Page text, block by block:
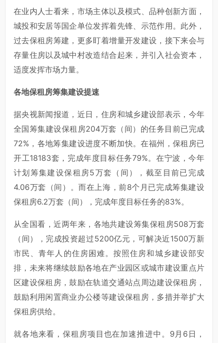
在业内人士看来，市场主体以及模式、品种创新方面，
城投和安居等国企单位发挥着先锋、示范作用。此外，
过去保租房筹建，更多盯着增量开发建设，接下来会与
存量住房以及城中村改造结合起来，并引入社会资本，
适度发挥市场力量。
各地保租房筹集建设提速
据央视新闻报道，近日，住房和城乡建设部表示，今年
全国筹集建设保租房204万套（间）的任务目前已完成
72%，各地筹集建设进度不断加快。在福州，保租房已
开工18183套，完成年度目标任务79%。在宁波，今年
计划筹集建设保租房5万套（间），截至目前已完成
4.06万套（间）。而在上海，前8个月已完成筹集建设
保租房6.2万套（间），完成年度目标任务的83%。
从全国看，近两年来，各地共建设筹集保租房508万套
（间），完成投资超过5200亿元，可解决近1500万新
市民、青年人的住房困难。按照住房和城乡建设部安
排，未来将继续鼓励各地在产业园区或城市建设重点片
区建设保租房，鼓励在轨道交通站点周边建设保租房，
鼓励利用闲置商业办公楼等建设保租房，多措并举扩大
保租房供给。
就各地来看，保租房项目也在加速推进中。9月6日，